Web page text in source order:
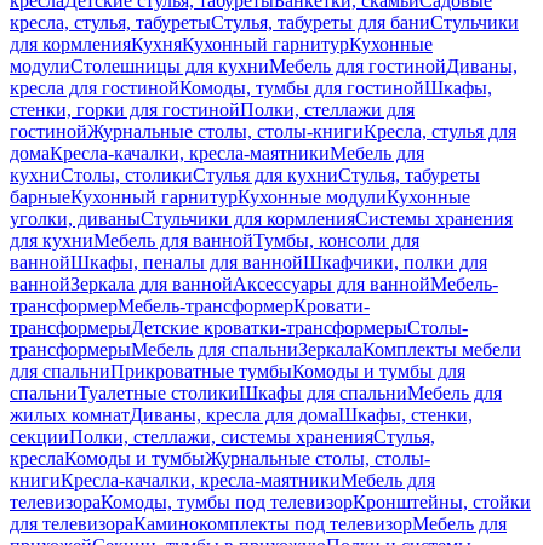
кресла, стулья, табуретыСтулья, табуреты для баниСтульчики
для кормленияКухняКухонный гарнитурКухонные
модулиСтолешницы для кухниМебель для гостинойДиваны,
кресла для гостинойКомоды, тумбы для гостинойШкафы,
стенки, горки для гостинойПолки, стеллажи для
гостинойЖурнальные столы, столы-книгиКресла, стулья для
домаКресла-качалки, кресла-маятникиМебель для
кухниСтолы, столикиСтулья для кухниСтулья, табуреты
барныеКухонный гарнитурКухонные модулиКухонные
уголки, диваныСтульчики для кормленияСистемы хранения
для кухниМебель для ваннойТумбы, консоли для
ваннойШкафы, пеналы для ваннойШкафчики, полки для
ваннойЗеркала для ваннойАксессуары для ваннойМебель-
трансформерМебель-трансформерКровати-
трансформерыДетские кроватки-трансформерыСтолы-
трансформерыМебель для спальниЗеркалаКомплекты мебели
для спальниПрикроватные тумбыКомоды и тумбы для
спальниТуалетные столикиШкафы для спальниМебель для
жилых комнатДиваны, кресла для домаШкафы, стенки,
секцииПолки, стеллажи, системы храненияСтулья,
креслаКомоды и тумбыЖурнальные столы, столы-
книгиКресла-качалки, кресла-маятникиМебель для
телевизораКомоды, тумбы под телевизорКронштейны, стойки
для телевизораКаминокомплекты под телевизорМебель для